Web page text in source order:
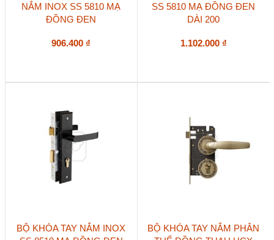
NẮM INOX SS 5810 MẠ
ĐỒNG ĐEN
906.400 ₫
SS 5810 MẠ ĐỒNG ĐEN
DÀI 200
1.102.000 ₫
BỘ KHÓA TAY NẮM INOX
BỘ KHÓA TAY NẮM PHÂN